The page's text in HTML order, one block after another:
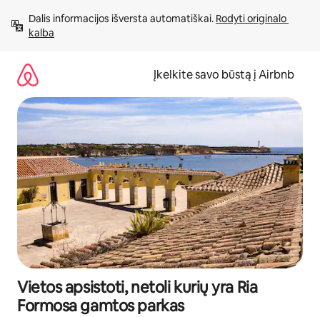
prie
turinio
Dalis informacijos išversta automatiškai. Rodyti originalo
kalba
Įkelkite savo būstą į Airbnb
Vietos apsistoti, netoli kurių yra Ria
Formosa gamtos parkas